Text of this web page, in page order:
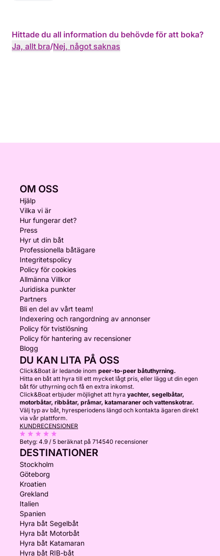
Hittade du all information du behövde för att boka?
Ja, allt bra/Nej, något saknas
OM OSS
Hjälp
Vilka vi är
Hur fungerar det?
Press
Hyr ut din båt
Professionella båtägare
Integritetspolicy
Policy för cookies
Allmänna Villkor
Juridiska punkter
Partners
Bli en del av vårt team!
Indexering och rangordning av annonser
Policy för tvistlösning
Policy för hantering av recensioner
Blogg
DU KAN LITA PÅ OSS
Click&Boat är ledande inom peer-to-peer båtuthyrning.
Hitta en båt att hyra till ett mycket lågt pris, eller lägg ut din egen
båt för uthyrning och få en extra inkomst.
Click&Boat erbjuder möjlighet att hyra yachter, segelbåtar,
motorbåtar, ribbåtar, pråmar, katamaraner och vattenskotrar.
Välj typ av båt, hyresperiodens längd och kontakta ägaren direkt
via vår plattform.
KUNDRECENSIONER
Betyg: 4.9 / 5 beräknat på 714540 recensioner
DESTINATIONER
Stockholm
Göteborg
Kroatien
Grekland
Italien
Spanien
Hyra båt Segelbåt
Hyra båt Motorbåt
Hyra båt Katamaran
Hyra båt RIB-båt